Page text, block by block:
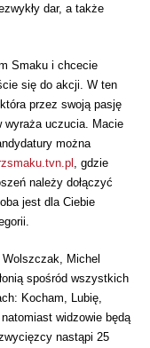
dar, a także
Smaku i chcecie
się do akcji. W ten
przez swoją pasję
wyraża uczucia. Macie
można
, gdzie
należy dołączyć
jest dla Ciebie
Michel
spośród wszystkich
Kocham, Lubię,
widzowie będą
nastąpi 25